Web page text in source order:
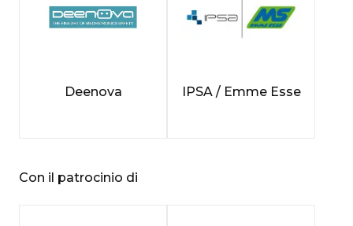
Deenova IPSA / Emme Esse
Con il patrocinio di